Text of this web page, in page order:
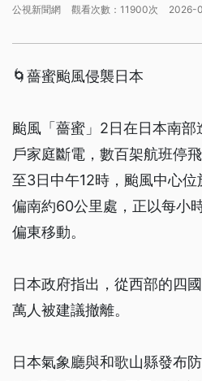
公視新聞網 觀看次數：11900次 2026-
🌀薔蜜颱風侵襲日本
颱風「薔蜜」2日在日本南
戶家庭斷電，數百架航班停
至3日中午12時，颱風中心
偏南約60公里處，正以每小
偏東移動。
日本政府指出，從西部的四
萬人被建議撤離。
日本氣象廳與和歌山縣發布